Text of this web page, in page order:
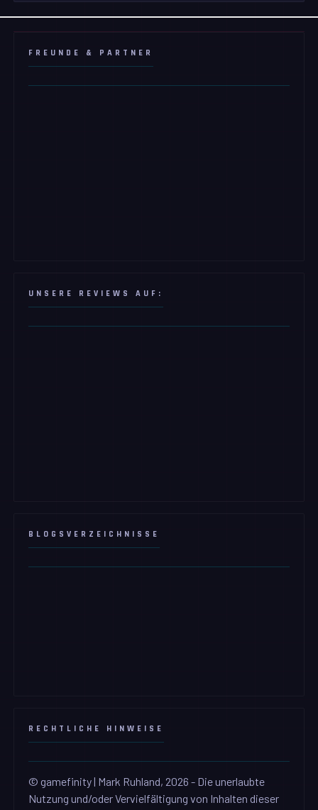
FREUNDE & PARTNER
UNSERE REVIEWS AUF:
BLOGSVERZEICHNISSE
RECHTLICHE HINWEISE
© gamefinity | Mark Ruhland, 2026 - Die unerlaubte
Nutzung und/oder Vervielfältigung von Inhalten dieser